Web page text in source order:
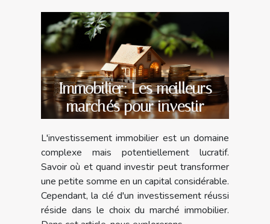
Immobilier: Les meilleurs
marchés pour investir
L'investissement immobilier est un domaine
complexe mais potentiellement lucratif.
Savoir où et quand investir peut transformer
une petite somme en un capital considérable.
Cependant, la clé d'un investissement réussi
réside dans le choix du marché immobilier.